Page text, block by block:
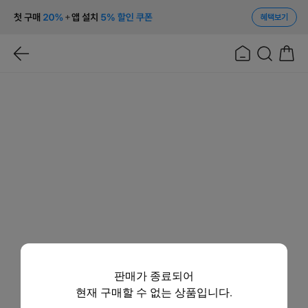
혜택보기
판매가 종료되어
현재 구매할 수 없는 상품입니다.